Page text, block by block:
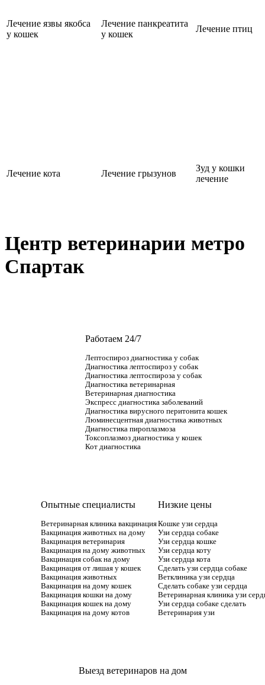
Лечение язвы якобса
у кошек
Лечение панкреатита
у кошек
Лечение птиц
Лечение кота Лечение грызунов
Зуд у кошки
лечение
Центр ветеринарии метро
Спартак
Работаем 24/7
Лептоспироз диагностика у собак
Диагностика лептоспироз у собак
Диагностика лептоспироза у собак
Диагностика ветеринарная
Ветеринарная диагностика
Экспресс диагностика заболеваний
Диагностика вирусного перитонита кошек
Люминесцентная диагностика животных
Диагностика пироплазмоза
Токсоплазмоз диагностика у кошек
Кот диагностика
Опытные специалисты
Ветеринарная клиника вакцинация
Вакцинация животных на дому
Вакцинация ветеринария
Вакцинация на дому животных
Вакцинация собак на дому
Вакцинация от лишая у кошек
Вакцинация животных
Вакцинация на дому кошек
Вакцинация кошки на дому
Вакцинация кошек на дому
Вакцинация на дому котов
Низкие цены
Кошке узи сердца
Узи сердца собаке
Узи сердца кошке
Узи сердца коту
Узи сердца кота
Сделать узи сердца собаке
Ветклиника узи сердца
Сделать собаке узи сердца
Ветеринарная клиника узи
Узи сердца собаке сделать
Ветеринария узи
Выезд ветеринаров на дом